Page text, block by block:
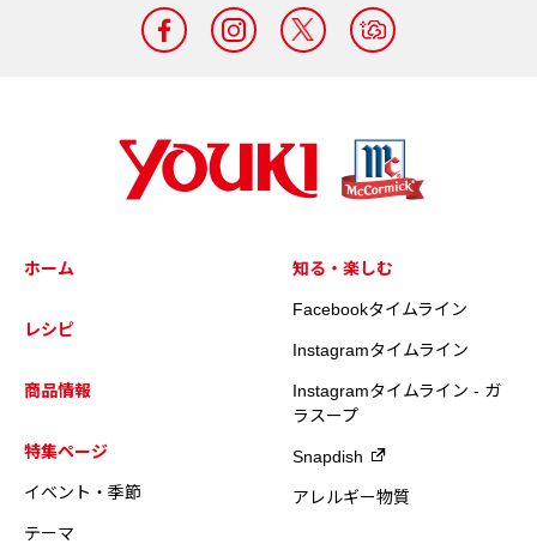
ホーム
レシピ
商品情報
特集ページ
イベント・季節
テーマ
知る・楽しむ
Facebookタイムライン
Instagramタイムライン
Instagramタイムライン - ガ
ラスープ
Snapdish
アレルギー物質